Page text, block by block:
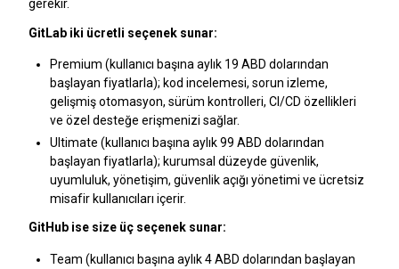
gerekir.
GitLab iki ücretli seçenek sunar:
Premium (kullanıcı başına aylık 19 ABD dolarından
başlayan fiyatlarla); kod incelemesi, sorun izleme,
gelişmiş otomasyon, sürüm kontrolleri, CI/CD özellikleri
ve özel desteğe erişmenizi sağlar.
Ultimate (kullanıcı başına aylık 99 ABD dolarından
başlayan fiyatlarla); kurumsal düzeyde güvenlik,
uyumluluk, yönetişim, güvenlik açığı yönetimi ve ücretsiz
misafir kullanıcıları içerir.
GitHub ise size üç seçenek sunar:
Team (kullanıcı başına aylık 4 ABD dolarından başlayan